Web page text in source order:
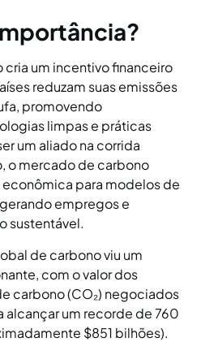
um incentivo financeiro
reduzam suas emissões
promovendo
limpas e práticas
um aliado na corrida
o mercado de carbono
para modelos de
empregos e
sustentável.
de carbono viu um
com o valor dos
carbono (CO₂) negociados
alcançar um recorde de 760
$851 bilhões).